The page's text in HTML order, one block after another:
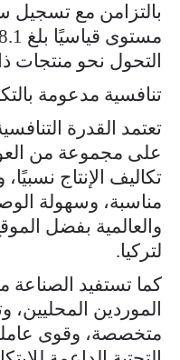
بالتزامن مع تسجيل
التحول نحو منتجات
تنافسية مدعومة
تعتمد القدرة
على مجموعة من
تكاليف الإنتاج
مناسبة، وسهولة
والعالمية بفضل
لتركيا.
كما تستفيد
الموردين
متخصصة، وقوى